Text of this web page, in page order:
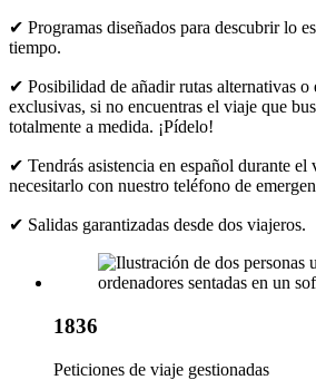
✔ Programas diseñados para descubrir lo
tiempo.
✔ Posibilidad de añadir rutas alternativas o
exclusivas, si no encuentras el viaje que
totalmente a medida. ¡Pídelo!
✔ Tendrás asistencia en español durante el
necesitarlo con nuestro teléfono de
✔ Salidas garantizadas desde dos viajeros.
1836
Peticiones de viaje gestionadas